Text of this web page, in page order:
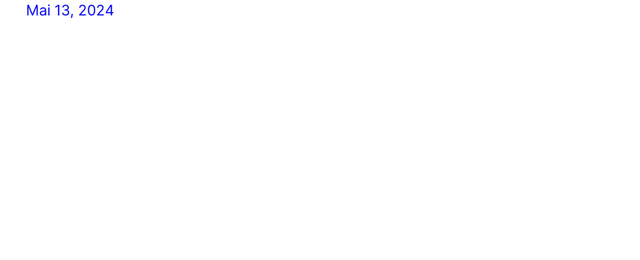
Mai 13, 2024